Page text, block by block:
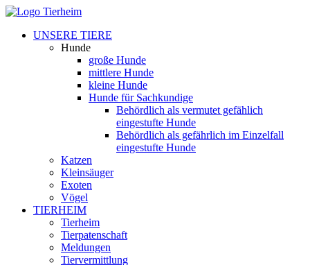
UNSERE TIERE
Hunde
große Hunde
mittlere Hunde
kleine Hunde
Hunde für Sachkundige
Behördlich als vermutet gefählich
eingestufte Hunde
Behördlich als gefährlich im Einzelfall
eingestufte Hunde
Katzen
Kleinsäuger
Exoten
Vögel
TIERHEIM
Tierheim
Tierpatenschaft
Meldungen
Tiervermittlung